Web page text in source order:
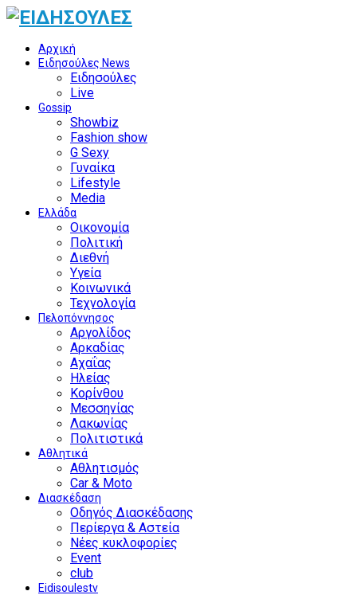
Αρχική
Ειδησούλες News
Ειδησούλες
Live
Gossip
Showbiz
Fashion show
G Sexy
Γυναίκα
Lifestyle
Media
Ελλάδα
Οικονομία
Πολιτική
Διεθνή
Υγεία
Κοινωνικά
Τεχνολογία
Πελοπόννησος
Αργολίδος
Αρκαδίας
Αχαΐας
Ηλείας
Κορίνθου
Μεσσηνίας
Λακωνίας
Πολιτιστικά
Αθλητικά
Αθλητισμός
Car & Moto
Διασκέδαση
Οδηγός Διασκέδασης
Περίεργα & Αστεία
Νέες κυκλοφορίες
Event
club
Eidisoulestv